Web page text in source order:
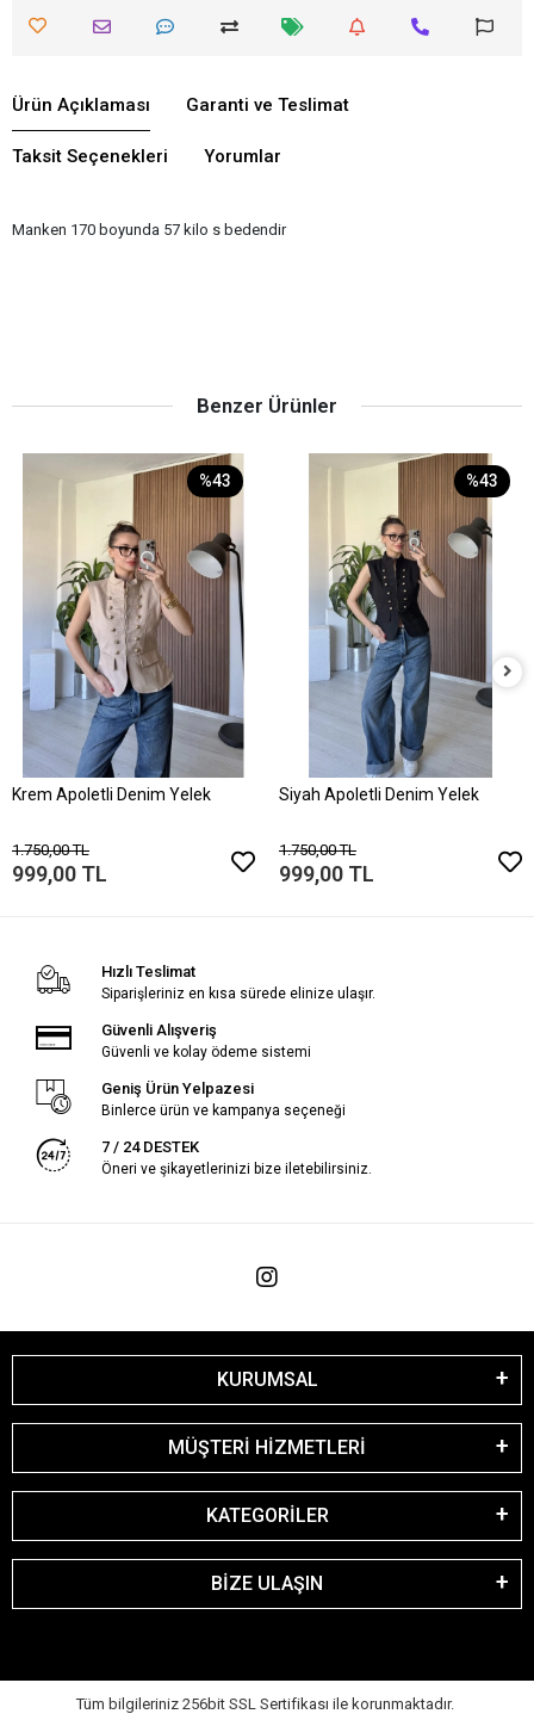
Ürün Açıklaması Garanti ve Teslimat
Taksit Seçenekleri Yorumlar
Manken 170 boyunda 57 kilo s bedendir
Benzer Ürünler
%43
Krem Apoletli Denim Yelek
1.750,00 TL
999,00 TL
%43
Siyah Apoletli Denim Yelek
1.750,00 TL
999,00 TL
Hızlı Teslimat
Siparişleriniz en kısa sürede elinize ulaşır.
Güvenli Alışveriş
Güvenli ve kolay ödeme sistemi
Geniş Ürün Yelpazesi
Binlerce ürün ve kampanya seçeneği
7 / 24 DESTEK
Öneri ve şikayetlerinizi bize iletebilirsiniz.
KURUMSAL
MÜŞTERİ HİZMETLERİ
KATEGORİLER
BİZE ULAŞIN
Tüm bilgileriniz 256bit SSL Sertifikası ile korunmaktadır.